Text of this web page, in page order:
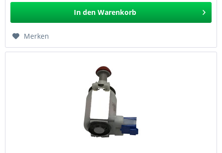
In den Warenkorb
Merken